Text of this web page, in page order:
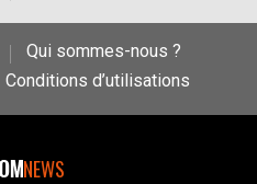
Qui sommes-nous ?
Conditions d’utilisations
NEWS